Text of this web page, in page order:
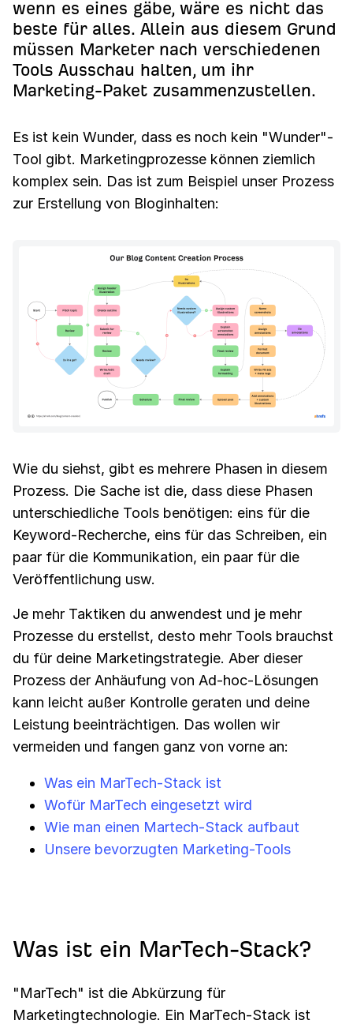
wenn es eines gäbe, wäre es nicht das
beste für alles. Allein aus diesem Grund
müssen Marketer nach verschiedenen
Tools Ausschau halten, um ihr
Marketing-Paket zusammenzustellen.
Es ist kein Wunder, dass es noch kein "Wunder"-
Tool gibt. Marketingprozesse können ziemlich
komplex sein. Das ist zum Beispiel unser Prozess
zur Erstellung von Bloginhalten:
Wie du siehst, gibt es mehrere Phasen in diesem
Prozess. Die Sache ist die, dass diese Phasen
unterschiedliche Tools benötigen: eins für die
Keyword-Recherche, eins für das Schreiben, ein
paar für die Kommunikation, ein paar für die
Veröffentlichung usw.
Je mehr Taktiken du anwendest und je mehr
Prozesse du erstellst, desto mehr Tools brauchst
du für deine Marketingstrategie. Aber dieser
Prozess der Anhäufung von Ad-hoc-Lösungen
kann leicht außer Kontrolle geraten und deine
Leistung beeinträchtigen. Das wollen wir
vermeiden und fangen ganz von vorne an:
Was ein MarTech-Stack ist
Wofür MarTech eingesetzt wird
Wie man einen Martech-Stack aufbaut
Unsere bevorzugten Marketing-Tools
Was ist ein MarTech-Stack?
"MarTech" ist die Abkürzung für
Marketingtechnologie. Ein MarTech-Stack ist